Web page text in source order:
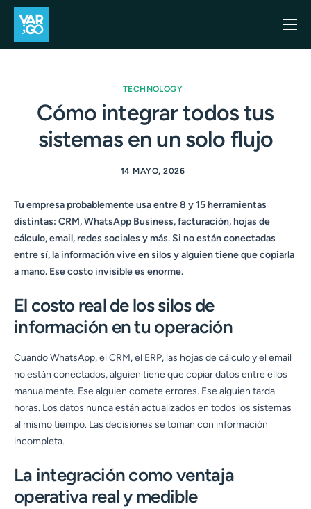
Inicio
Blog
Precios
TECHNOLOGY
Cómo integrar todos tus
sistemas en un solo flujo
14 MAYO, 2026
Tu empresa probablemente usa entre 8 y 15 herramientas
distintas: CRM, WhatsApp Business, facturación, hojas de
cálculo, email, redes sociales y más. Si no están conectadas
entre sí, la información vive en silos y alguien tiene que copiarla
a mano. Ese costo invisible es enorme.
El costo real de los silos de
información en tu operación
Cuando WhatsApp, el CRM, el ERP, las hojas de cálculo y el email
no están conectados, alguien tiene que copiar datos entre ellos
manualmente. Ese alguien comete errores. Ese alguien tarda
horas. Los datos nunca están actualizados en todos los sistemas
al mismo tiempo. Las decisiones se toman con información
incompleta.
La integración como ventaja
operativa real y medible